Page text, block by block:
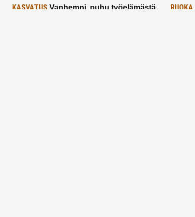
KASVATUS Vanhempi, puhu työelämästä
RUOKA